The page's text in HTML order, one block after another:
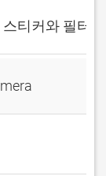
티커와 필터